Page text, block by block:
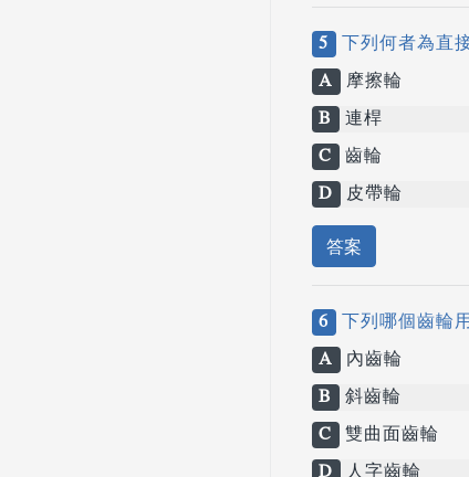
5 下列何者為直
A 摩擦輪
B 連桿
C 齒輪
D 皮帶輪
答案
6 下列哪個齒輪
A 內齒輪
B 斜齒輪
C 雙曲面齒輪